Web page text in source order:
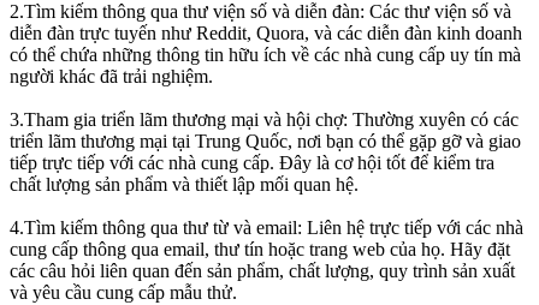
2.Tìm kiếm thông qua thư viện số và diễn đàn: Các thư viện số và
diễn đàn trực tuyến như Reddit, Quora, và các diễn đàn kinh doanh
có thể chứa những thông tin hữu ích về các nhà cung cấp uy tín mà
người khác đã trải nghiệm.
3.Tham gia triển lãm thương mại và hội chợ: Thường xuyên có các
triển lãm thương mại tại Trung Quốc, nơi bạn có thể gặp gỡ và giao
tiếp trực tiếp với các nhà cung cấp. Đây là cơ hội tốt để kiểm tra
chất lượng sản phẩm và thiết lập mối quan hệ.
4.Tìm kiếm thông qua thư từ và email: Liên hệ trực tiếp với các nhà
cung cấp thông qua email, thư tín hoặc trang web của họ. Hãy đặt
các câu hỏi liên quan đến sản phẩm, chất lượng, quy trình sản xuất
và yêu cầu cung cấp mẫu thử.